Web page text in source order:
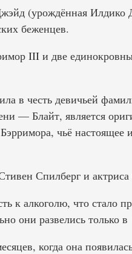
(урождённая Илдико
беженцев.
III и две
в честь девичьей
— Блайт, является
чьё настоящее
Спилберг и
к алкоголю, что стало
они развелись только в
когда она